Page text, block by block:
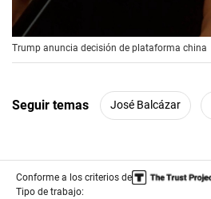
Trump anuncia decisión de plataforma china
Seguir temas José Balcázar
Conforme a los criterios de
Tipo de trabajo: